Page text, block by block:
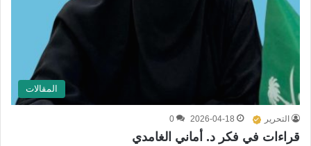
المقالات
التحرير 2026-04-18
0
قراءات في فكر د. أماني الغامدي